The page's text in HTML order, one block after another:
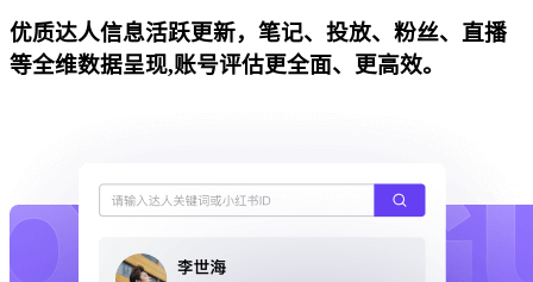
优质达人信息活跃更新，笔记、投放、粉丝、直播
等全维数据呈现,账号评估更全面、更高效。